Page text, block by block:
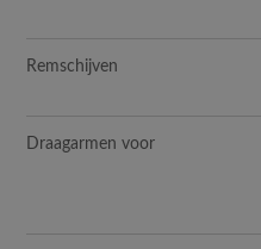
Remschijven
Draagarmen voor